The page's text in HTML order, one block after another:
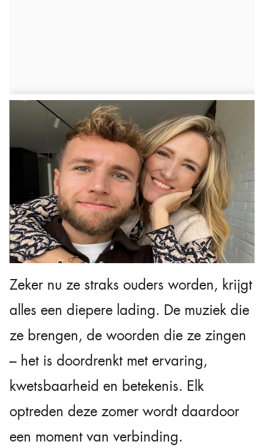
Zeker nu ze straks ouders worden, krijgt
alles een diepere lading. De muziek die
ze brengen, de woorden die ze zingen
– het is doordrenkt met ervaring,
kwetsbaarheid en betekenis. Elk
optreden deze zomer wordt daardoor
een moment van verbinding.